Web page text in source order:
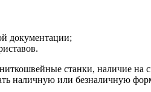
документации;
станки, наличие на
наличную или безналичную